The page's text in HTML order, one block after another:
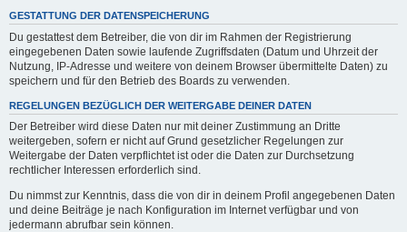
GESTATTUNG DER DATENSPEICHERUNG
Du gestattest dem Betreiber, die von dir im Rahmen der Registrierung
eingegebenen Daten sowie laufende Zugriffsdaten (Datum und Uhrzeit der
Nutzung, IP-Adresse und weitere von deinem Browser übermittelte Daten) zu
speichern und für den Betrieb des Boards zu verwenden.
REGELUNGEN BEZÜGLICH DER WEITERGABE DEINER DATEN
Der Betreiber wird diese Daten nur mit deiner Zustimmung an Dritte
weitergeben, sofern er nicht auf Grund gesetzlicher Regelungen zur
Weitergabe der Daten verpflichtet ist oder die Daten zur Durchsetzung
rechtlicher Interessen erforderlich sind.
Du nimmst zur Kenntnis, dass die von dir in deinem Profil angegebenen Daten
und deine Beiträge je nach Konfiguration im Internet verfügbar und von
jedermann abrufbar sein können.